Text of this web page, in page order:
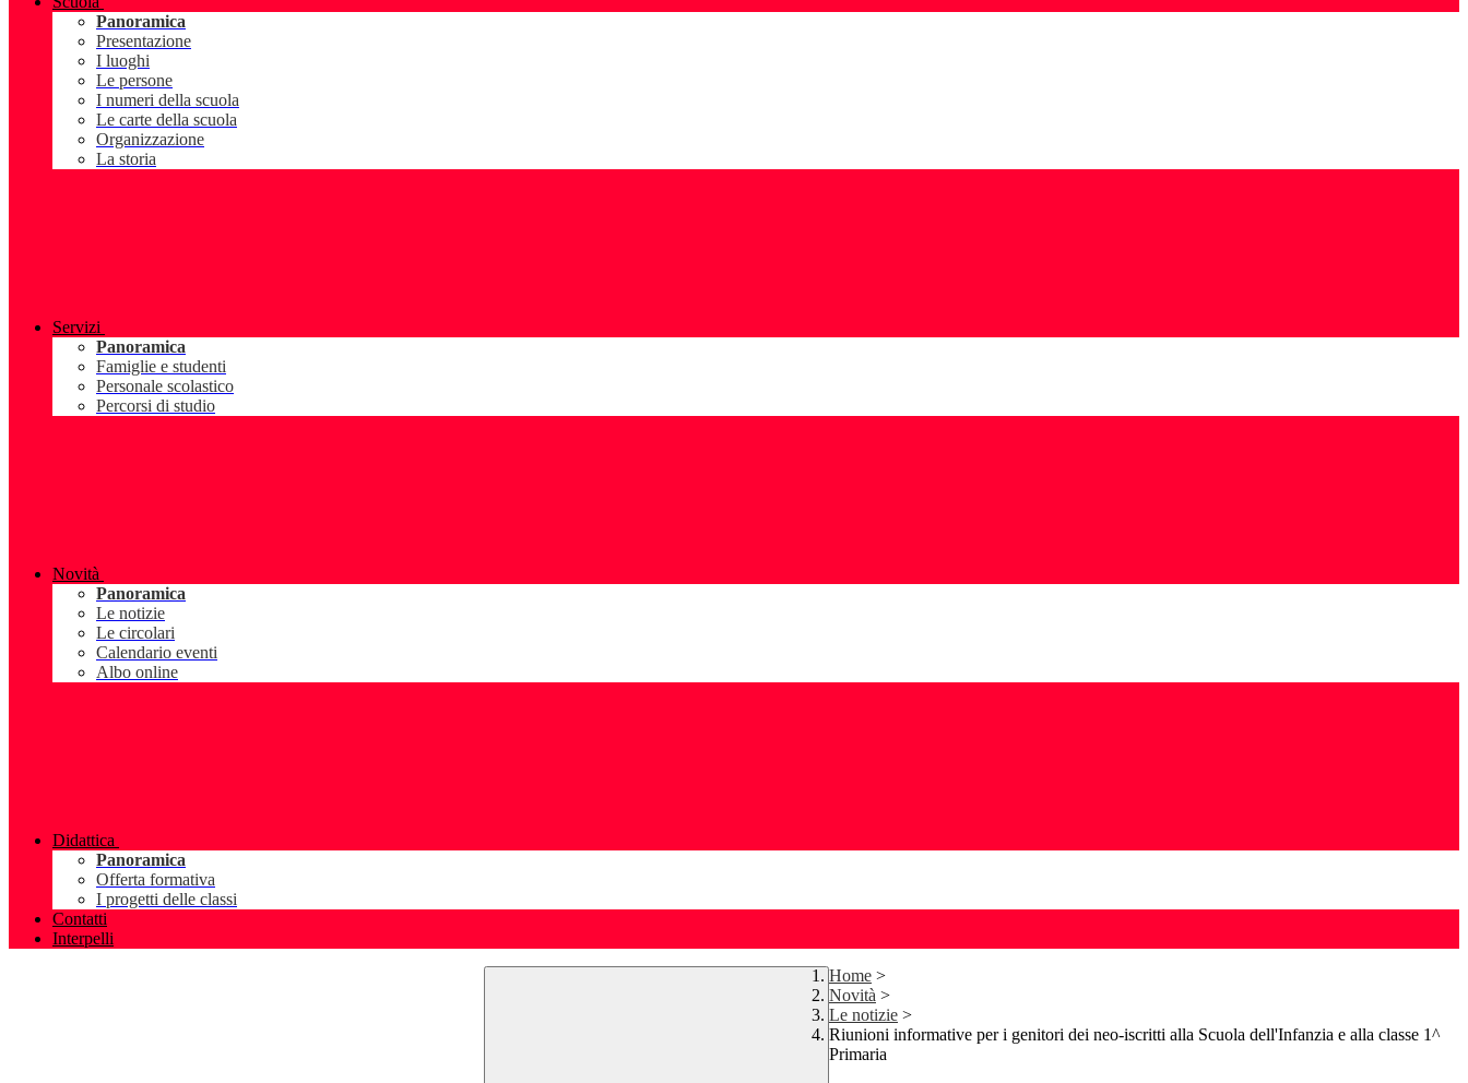
Panoramica
Presentazione
I luoghi
Le persone
I numeri della scuola
Le carte della scuola
Organizzazione
La storia
Servizi
Panoramica
Famiglie e studenti
Personale scolastico
Percorsi di studio
Novità
Panoramica
Le notizie
Le circolari
Calendario eventi
Albo online
Didattica
Panoramica
Offerta formativa
I progetti delle classi
Contatti
Interpelli
Home >
Novità >
Le notizie >
Riunioni informative per i genitori dei neo-iscritti alla Scuola dell'Infanzia e alla classe 1^
Primaria